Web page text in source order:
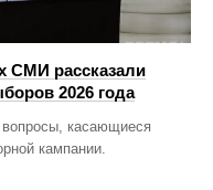
СМИ рассказали
2026 года
касающиеся
кампании.